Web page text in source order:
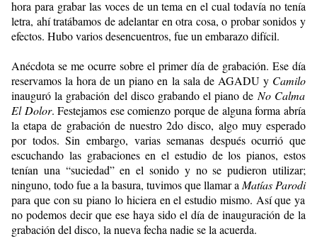
hora para grabar las voces de un tema en el cual todavía no tenía
letra, ahí tratábamos de adelantar en otra cosa, o probar sonidos y
efectos. Hubo varios desencuentros, fue un embarazo difícil.
Anécdota se me ocurre sobre el primer día de grabación. Ese día
reservamos la hora de un piano en la sala de AGADU y Camilo
inauguró la grabación del disco grabando el piano deNo Calma
El Dolor. Festejamos ese comienzo porque de alguna forma abría
la etapa de grabación de nuestro 2do disco, algo muy esperado
por todos. Sin embargo, varias semanas después ocurrió que
escuchando las grabaciones en el estudio de los pianos, estos
tenían una “suciedad” en el sonido y no se pudieron utilizar;
ninguno, todo fue a la basura, tuvimos que llamar aMatías Parodi
para que con su piano lo hiciera en el estudio mismo. Así que ya
no podemos decir que ese haya sido el día de inauguración de la
grabación del disco, la nueva fecha nadie se la acuerda.